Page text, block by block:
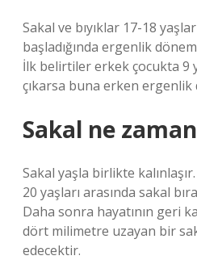
Sakal ve bıyıklar 17-18
başladığında ergenlik
İlk belirtiler erkek çocukta 9
çıkarsa buna erken ergenlik
Sakal ne
Sakal yaşla birlikte
20 yaşları arasında sakal
Daha sonra hayatının geri
dört milimetre uzayan bir
edecektir.